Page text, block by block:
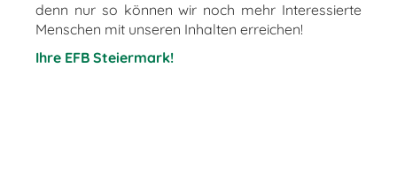
denn nur so können wir noch mehr Interessierte
Menschen mit unseren Inhalten erreichen!
Ihre EFB Steiermark!